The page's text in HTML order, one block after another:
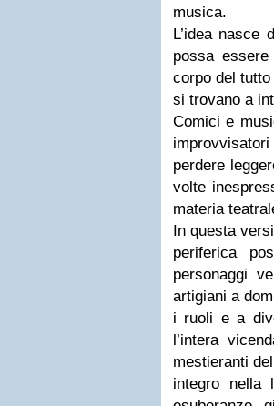
musica.
L’idea nasce
possa
corpo del
si trovano a
Comici e
perdere
volte
materia
In questa
periferica
personaggi
artigiani a
i ruoli e a
l’intera
mestieranti
integro nella